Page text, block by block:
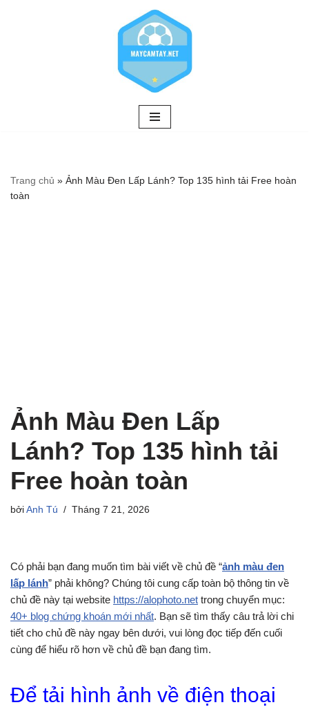
Trang chủ » Ảnh Màu Đen Lấp Lánh? Top 135 hình tải Free hoàn
toàn
Ảnh Màu Đen Lấp
Lánh? Top 135 hình tải
Free hoàn toàn
bởi Anh Tú Tháng 7 21, 2026
Có phải bạn đang muốn tìm bài viết về chủ đề “ảnh màu đen
lấp lánh” phải không? Chúng tôi cung cấp toàn bộ thông tin về
chủ đề này tại website https://alophoto.net trong chuyển mục:
40+ blog chứng khoán mới nhất. Bạn sẽ tìm thấy câu trả lời chi
tiết cho chủ đề này ngay bên dưới, vui lòng đọc tiếp đến cuối
cùng để hiểu rõ hơn về chủ đề bạn đang tìm.
Để tải hình ảnh về điện thoại